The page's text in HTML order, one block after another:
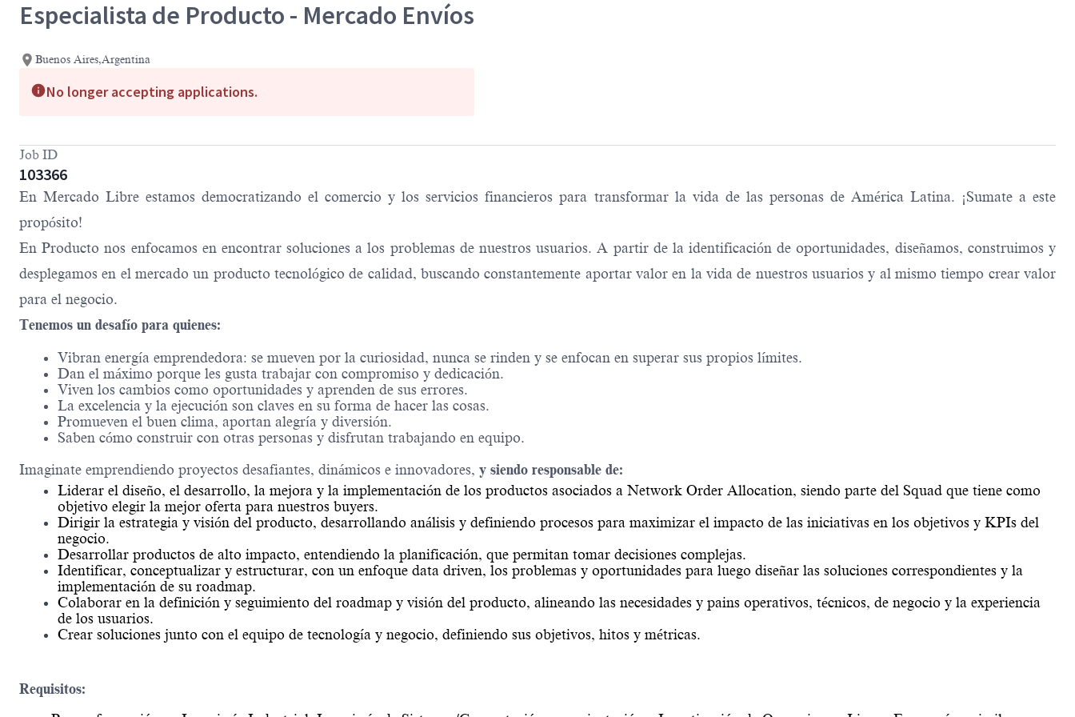
Especialista de Producto - Mercado Envíos
Buenos Aires,Argentina
No longer accepting applications.
Job ID
103366
En Mercado Libre estamos democratizando el comercio y los servicios financieros para transformar la vida de las personas de América Latina. ¡Sumate a este
propósito!
En Producto nos enfocamos en encontrar soluciones a los problemas de nuestros usuarios. A partir de la identificación de oportunidades, diseñamos, construimos y
desplegamos en el mercado un producto tecnológico de calidad, buscando constantemente aportar valor en la vida de nuestros usuarios y al mismo tiempo crear valor
para el negocio.
Tenemos un desafío para quienes:
Vibran energía emprendedora: se mueven por la curiosidad, nunca se rinden y se enfocan en superar sus propios límites.
Dan el máximo porque les gusta trabajar con compromiso y dedicación.
Viven los cambios como oportunidades y aprenden de sus errores.
La excelencia y la ejecución son claves en su forma de hacer las cosas.
Promueven el buen clima, aportan alegría y diversión.
Saben cómo construir con otras personas y disfrutan trabajando en equipo.
Imaginate emprendiendo proyectos desafiantes, dinámicos e innovadores, y siendo responsable de:
Liderar el diseño, el desarrollo, la mejora y la implementación de los productos asociados a Network Order Allocation, siendo parte del Squad que tiene como
objetivo elegir la mejor oferta para nuestros buyers.
Dirigir la estrategia y visión del producto, desarrollando análisis y definiendo procesos para maximizar el impacto de las iniciativas en los objetivos y KPIs del
negocio.
Desarrollar productos de alto impacto, entendiendo la planificación, que permitan tomar decisiones complejas.
Identificar, conceptualizar y estructurar, con un enfoque data driven, los problemas y oportunidades para luego diseñar las soluciones correspondientes y la
implementación de su roadmap.
Colaborar en la definición y seguimiento del roadmap y visión del producto, alineando las necesidades y pains operativos, técnicos, de negocio y la experiencia
de los usuarios.
Crear soluciones junto con el equipo de tecnología y negocio, definiendo sus objetivos, hitos y métricas.
Requisitos: